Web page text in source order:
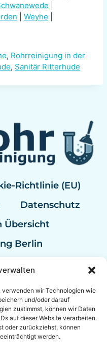
verwenden wir Technologien wie
und/oder darauf
zustimmst, können wir Daten
auf dieser Website verarbeiten.
oder zurückziehst, können
werden.
Weyhe
, Rohrreinigung in der
, Sanitär Ritterhude
Richtlinie (EU)
Datenschutz
Übersicht
Berlin
Hannover
Mannheim
Notdienst